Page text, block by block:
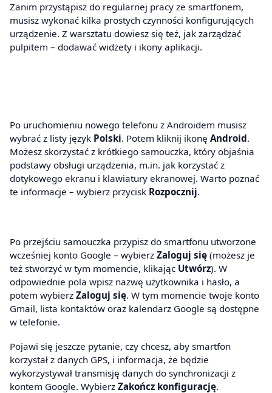
Zanim przystąpisz do regularnej pracy ze smartfonem,
musisz wykonać kilka prostych czynności konfigurujących
urządzenie. Z warsztatu dowiesz się też, jak zarządzać
pulpitem – dodawać widżety i ikony aplikacji.
Po uruchomieniu nowego telefonu z Androidem musisz
wybrać z listy język Polski. Potem kliknij ikonę Android.
Możesz skorzystać z krótkiego samouczka, który objaśnia
podstawy obsługi urządzenia, m.in. jak korzystać z
dotykowego ekranu i klawiatury ekranowej. Warto poznać
te informacje – wybierz przycisk Rozpocznij.
Po przejściu samouczka przypisz do smartfonu utworzone
wcześniej konto Google – wybierz Zaloguj się (możesz je
też stworzyć w tym momencie, klikając Utwórz). W
odpowiednie pola wpisz nazwę użytkownika i hasło, a
potem wybierz Zaloguj się. W tym momencie twoje konto
Gmail, lista kontaktów oraz kalendarz Google są dostępne
w telefonie.
Pojawi się jeszcze pytanie, czy chcesz, aby smartfon
korzystał z danych GPS, i informacja, że będzie
wykorzystywał transmisję danych do synchronizacji z
kontem Google. Wybierz Zakończ konfigurację.